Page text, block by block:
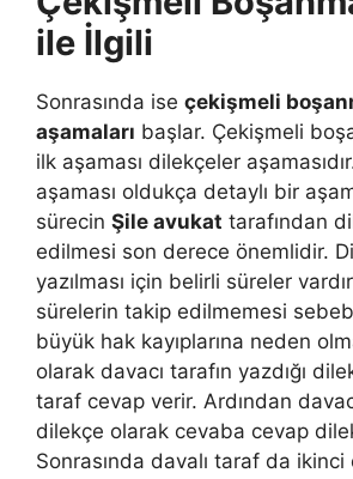
ile İlgili
Sonrasında ise çekişmeli
aşamaları başlar. Çekişmeli
ilk aşaması dilekçeler
aşaması oldukça detaylı bir
sürecin Şile avukat tarafından
edilmesi son derece önemlidir.
yazılması için belirli süreler
sürelerin takip edilmemesi sebebi
büyük hak kayıplarına neden
olarak davacı tarafın yazdığı
taraf cevap verir. Ardından
dilekçe olarak cevaba cevap
Sonrasında davalı taraf da ikinci